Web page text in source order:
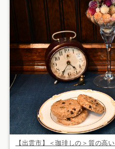
【出雲市】＜珈琲しの＞質の高